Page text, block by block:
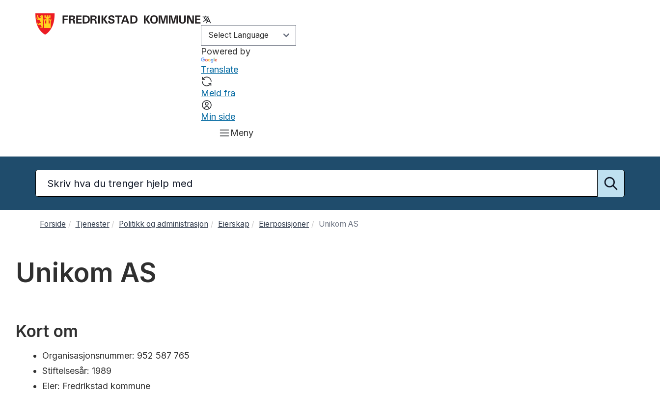
Powered by
Translate
Meld fra
Min side
Meny
Forside Tjenester Politikk og administrasjon Eierskap Eierposisjoner Unikom AS
Unikom AS
Kort om
Organisasjonsnummer: 952 587 765
Stiftelsesår: 1989
Eier: Fredrikstad kommune